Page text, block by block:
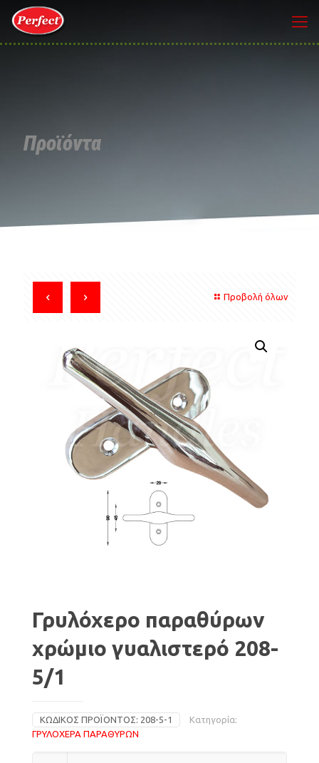
Προϊόντα
Προβολή όλων
Γρυλόχερο παραθύρων
χρώμιο γυαλιστερό 208-
5/1
ΚΩΔΙΚΌΣ ΠΡΟΪΌΝΤΟΣ: 208-5-1
Κατηγορία:
ΓΡΥΛΟΧΕΡΑ ΠΑΡΑΘΥΡΩΝ